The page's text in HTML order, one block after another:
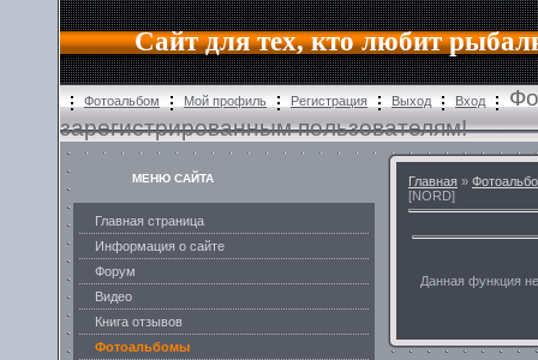
Сайт для тех, кто любит
Фотоальбом Мой профиль Регистрация Выход Вход
зарегистрированным пользователям!
МЕНЮ САЙТА
Главная страница
Информация о сайте
Форум
Видео
Книга отзывов
Фотоальбомы
Главная »
[NORD]
Данная функция